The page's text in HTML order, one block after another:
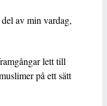
av min vardag,
lett till
på ett sätt